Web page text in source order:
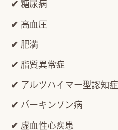
糖尿病
高血圧
肥満
脂質異常症
アルツハイマー型認知症
パーキンソン病
虚血性心疾患